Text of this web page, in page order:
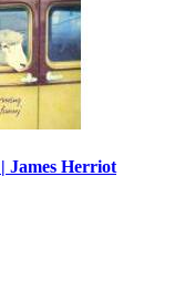
James Herriot